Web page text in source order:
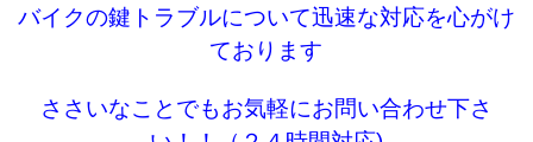
バイクの鍵トラブルについて迅速な対応を心がけ
ております
ささいなことでもお気軽にお問い合わせ下さ